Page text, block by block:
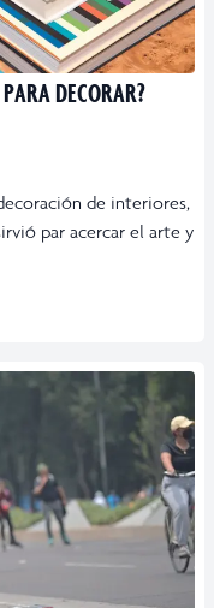
DECORAR?
de interiores,
par acercar el arte y